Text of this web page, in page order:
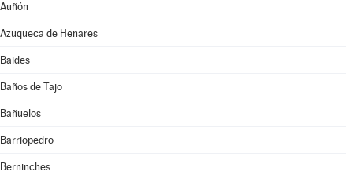
Auñón
Azuqueca de Henares
Baides
Baños de Tajo
Bañuelos
Barriopedro
Berninches